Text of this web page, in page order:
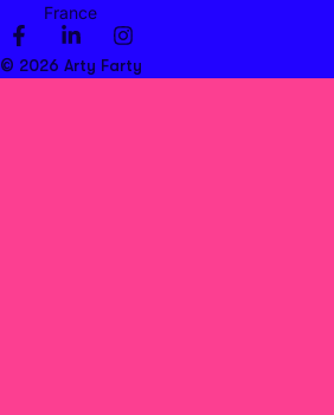
France
© 2026 Arty Farty